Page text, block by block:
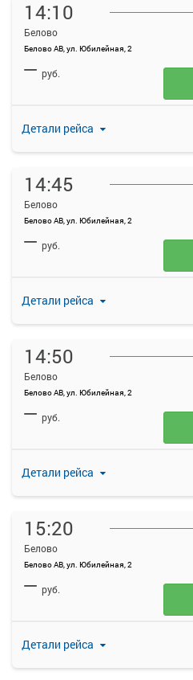
14:10
Белово
Белово АВ, ул. Юбилейная, 2
Детали рейса
— руб.
14:45
Белово
Белово АВ, ул. Юбилейная, 2
Детали рейса
— руб.
14:50
Белово
Белово АВ, ул. Юбилейная, 2
Детали рейса
— руб.
15:20
Белово
Белово АВ, ул. Юбилейная, 2
Детали рейса
— руб.